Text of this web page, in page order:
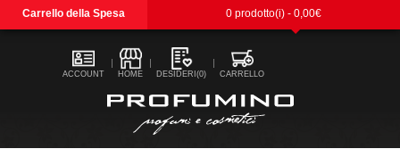
Carrello della Spesa 0 prodotto(i) - 0,00€
ACCOUNT HOME DESIDERI(0) CARRELLO